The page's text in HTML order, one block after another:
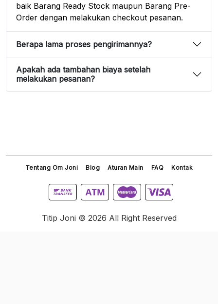
baik Barang Ready Stock maupun Barang Pre-
Order dengan melakukan checkout pesanan.
Berapa lama proses pengirimannya?
Apakah ada tambahan biaya setelah
melakukan pesanan?
Tentang Om Joni Blog Aturan Main FAQ Kontak
Titip Joni © 2026 All Right Reserved